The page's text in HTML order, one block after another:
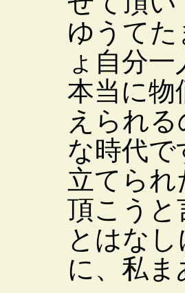
ゆうて
ょ自分
本当に物
えられ
な時代
立てら
頂こうと
とはな
に、私